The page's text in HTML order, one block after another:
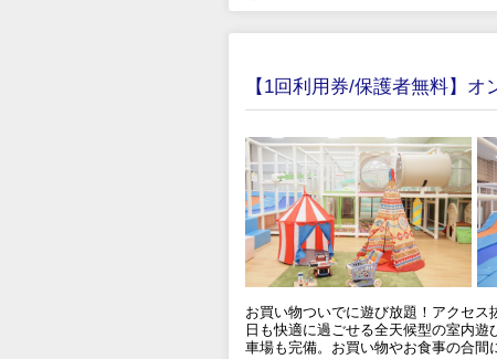
【1回利用券/保護者無料】
お買い物ついでに遊び放題！アクセ
日も快適に過ごせる全天候型の室内
車場も完備。お買い物やお食事の合